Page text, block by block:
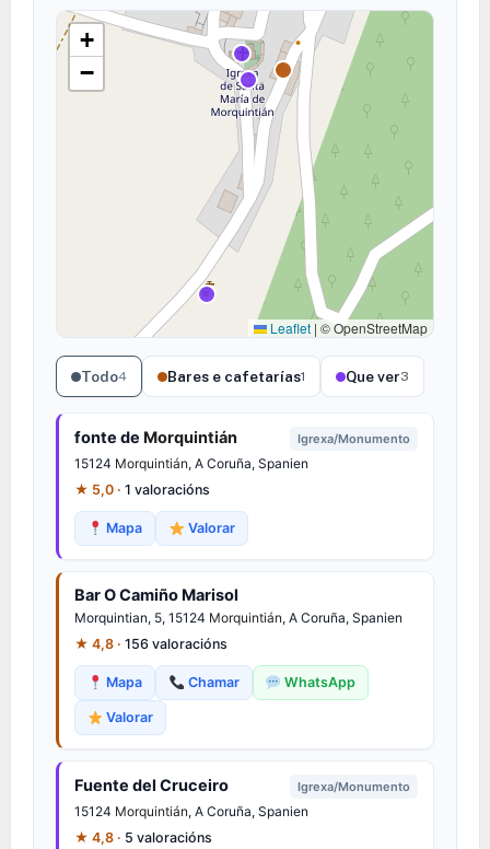
+
−
Leaflet | © OpenStreetMap
Todo4 Bares e cafetarías1 Que ver3
fonte de Morquintián Igrexa/Monumento
15124 Morquintián, A Coruña, Spanien
★ 5,0 · 1 valoracións
Mapa Valorar
Bar O Camiño Marisol
Morquintian, 5, 15124 Morquintián, A Coruña, Spanien
★ 4,8 · 156 valoracións
Mapa Chamar WhatsApp
Valorar
Fuente del Cruceiro Igrexa/Monumento
15124 Morquintián, A Coruña, Spanien
★ 4,8 · 5 valoracións